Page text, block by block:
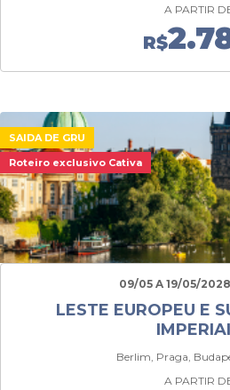
A PARTIR
R$
SAIDA DE GRU
Roteiro exclusivo Cativa
09/05 A 19/05/2028
LESTE EUROPEU E
Berlim, Praga,
A PARTIR